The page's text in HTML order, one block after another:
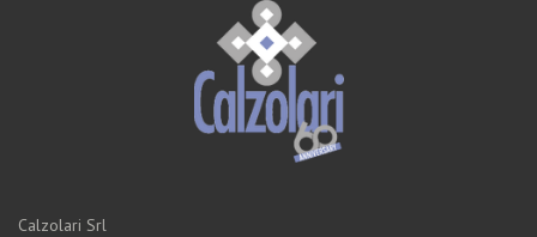
Calzolari Srl